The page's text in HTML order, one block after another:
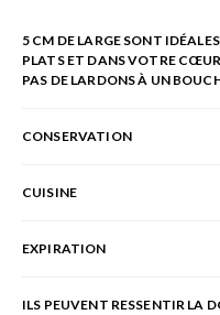
5 CM DE LARGE SONT
PLATS ET DANS VOTRE
PAS DE LARDONS À UN
CONSERVATION
CUISINE
EXPIRATION
ILS PEUVENT RESSENTIR LA